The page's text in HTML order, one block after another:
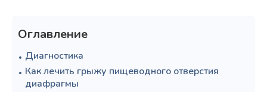
Оглавление
Диагностика
Как лечить грыжу пищеводного отверстия
диафрагмы